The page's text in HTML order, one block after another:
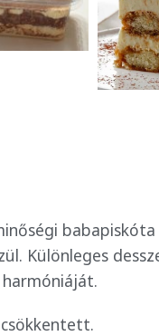
babapiskóta
Különleges